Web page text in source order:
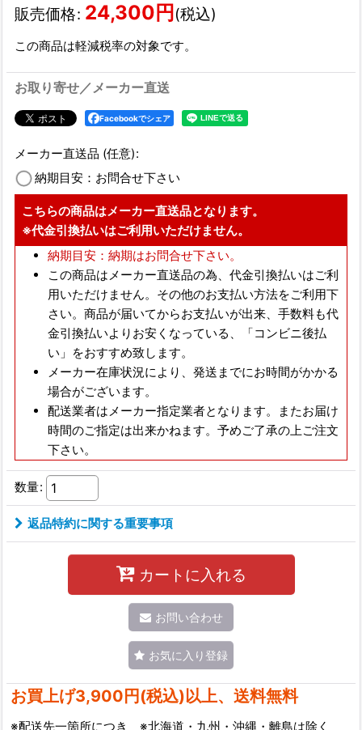
販売価格: 24,300 円 (税込)
この商品は軽減税率の対象です。
お取り寄せ／メーカー直送
Facebookでシェア
メーカー直送品 (任意):
納期目安：お問合せ下さい
こちらの商品はメーカー直送品となります。
※代金引換払いはご利用いただけません。
納期目安：納期はお問合せ下さい。
この商品はメーカー直送品の為、 代金引換払いはご利
用いただけません。 その他のお支払い方法をご利用下
さい。商品が届いてからお支払いが出来、手数料も代
金引換払いよりお安くなっている、
「コンビニ後払
い」をおすすめ致します。
メーカー在庫状況により、発送までにお時間がかかる
場合がございます。
配送業者はメーカー指定業者となります。またお届け
時間のご指定は出来かねます。予めご了承の上ご注文
下さい。
数量:
返品特約に関する重要事項
カートに入れる
お問い合わせ
お気に入り登録
お買上げ3,900円(税込)以上、送料無料
※配送先一箇所につき ※北海道・九州・沖縄・離島は除く